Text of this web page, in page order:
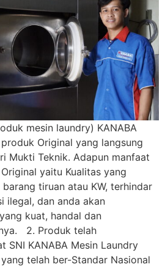
mesin laundry) KANABA
Original yang langsung
Mukti Teknik. Adapun manfaat
yaitu Kualitas yang
tiruan atau KW, terhindar
ilegal, dan anda akan
kuat, handal dan
2. Produk telah
SNI KANABA Mesin Laundry
telah ber-Standar Nasional